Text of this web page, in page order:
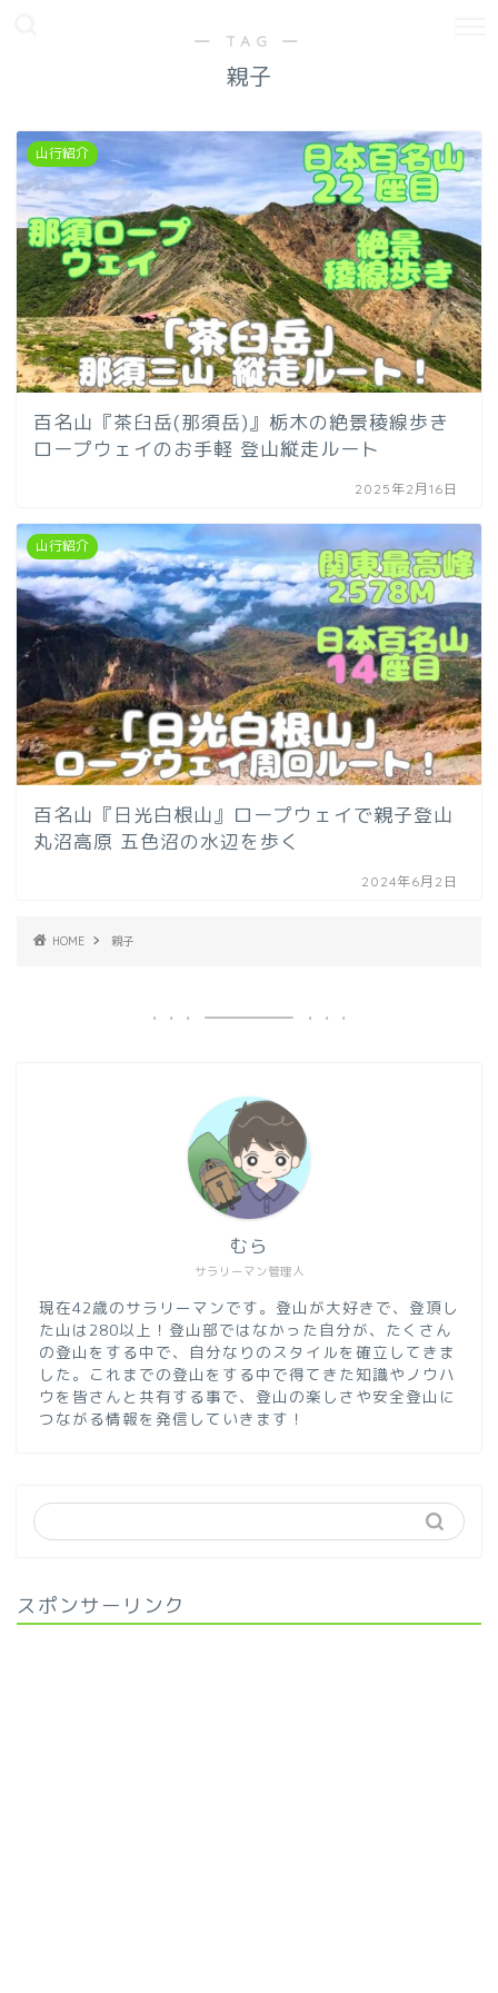
― TAG ―
親子
山行紹介
百名山『茶臼岳(那須岳)』栃木の絶景稜線歩き
ロープウェイのお手軽 登山縦走ルート
2025年2月16日
山行紹介
百名山『日光白根山』ロープウェイで親子登山
丸沼高原 五色沼の水辺を歩く
2024年6月2日
HOME 親子
サラリーマン管理人
むら
現在42歳のサラリーマンです。登山が大好きで、登頂し
た山は280以上！登山部ではなかった自分が、たくさん
の登山をする中で、自分なりのスタイルを確立してきま
した。これまでの登山をする中で得てきた知識やノウハ
ウを皆さんと共有する事で、登山の楽しさや安全登山に
つながる情報を発信していきます！
スポンサーリンク